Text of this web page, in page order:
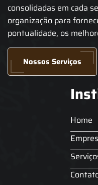
consolidadas em cada
organização para
pontualidade, os
Nossos Serviços
Home